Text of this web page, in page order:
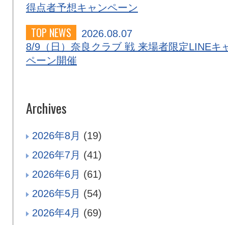
得点者予想キャンペーン
TOP NEWS
2026.08.07
8/9（日）奈良クラブ 戦 来場者限定LINEキ
ペーン開催
Archives
2026年8月 (19)
2026年7月 (41)
2026年6月 (61)
2026年5月 (54)
2026年4月 (69)